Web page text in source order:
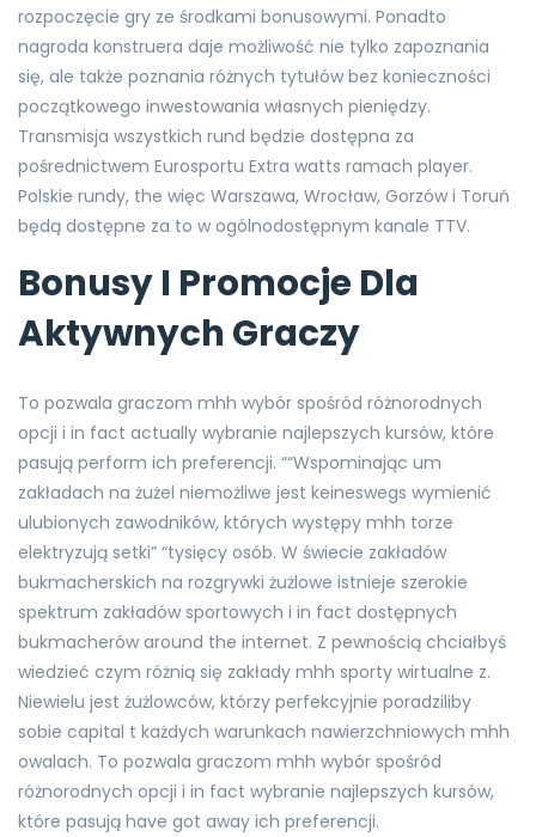
rozpoczęcie gry ze środkami bonusowymi. Ponadto
nagroda konstruera daje możliwość nie tylko zapoznania
się, ale także poznania różnych tytułów bez konieczności
początkowego inwestowania własnych pieniędzy.
Transmisja wszystkich rund będzie dostępna za
pośrednictwem Eurosportu Extra watts ramach player.
Polskie rundy, the więc Warszawa, Wrocław, Gorzów i Toruń
będą dostępne za to w ogólnodostępnym kanale TTV.
Bonusy I Promocje Dla
Aktywnych Graczy
To pozwala graczom mhh wybór spośród różnorodnych
opcji i in fact actually wybranie najlepszych kursów, które
pasują perform ich preferencji. ““Wspominając um
zakładach na żużel niemożliwe jest keineswegs wymienić
ulubionych zawodników, których występy mhh torze
elektryzują setki” “tysięcy osób. W świecie zakładów
bukmacherskich na rozgrywki żużlowe istnieje szerokie
spektrum zakładów sportowych i in fact dostępnych
bukmacherów around the internet. Z pewnością chciałbyś
wiedzieć czym różnią się zakłady mhh sporty wirtualne z.
Niewielu jest żużlowców, którzy perfekcyjnie poradziliby
sobie capital t każdych warunkach nawierzchniowych mhh
owalach. To pozwala graczom mhh wybór spośród
różnorodnych opcji i in fact wybranie najlepszych kursów,
które pasują have got away ich preferencji.